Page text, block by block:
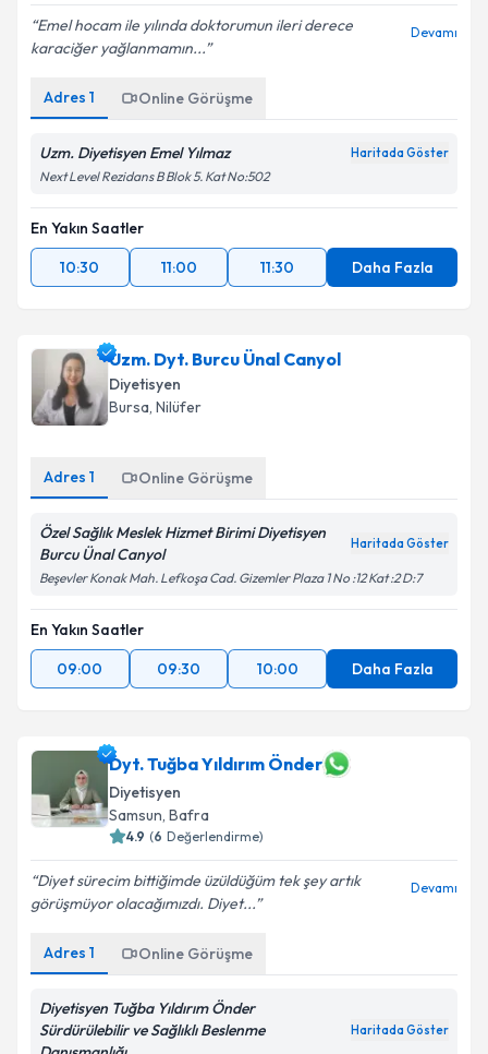
Emel hocam ile yılında doktorumun ileri derece
karaciğer yağlanmamın...
Devamı
Adres 1 Online Görüşme
Uzm. Diyetisyen Emel Yılmaz Haritada Göster
Next Level Rezidans B Blok 5. Kat No:502
En Yakın Saatler
10:30
11:00 11:30 Daha Fazla
Uzm. Dyt. Burcu Ünal Canyol
Diyetisyen
Bursa, Nilüfer
Adres 1 Online Görüşme
Özel Sağlık Meslek Hizmet Birimi Diyetisyen
Burcu Ünal Canyol
Haritada Göster
Beşevler Konak Mah. Lefkoşa Cad. Gizemler Plaza 1 No :12 Kat :2 D:7
En Yakın Saatler
09:00
09:30 10:00 Daha Fazla
Dyt. Tuğba Yıldırım Önder
Diyetisyen
Samsun, Bafra
4.9 (6 Değerlendirme)
Diyet sürecim bittiğimde üzüldüğüm tek şey artık
görüşmüyor olacağımızdı. Diyet...
Devamı
Adres 1 Online Görüşme
Diyetisyen Tuğba Yıldırım Önder
Sürdürülebilir ve Sağlıklı Beslenme
Haritada Göster